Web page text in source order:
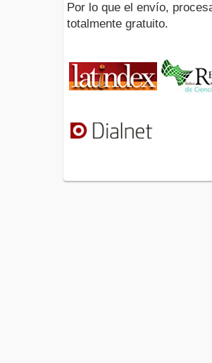
Por lo que el envío,
totalmente gratuito.